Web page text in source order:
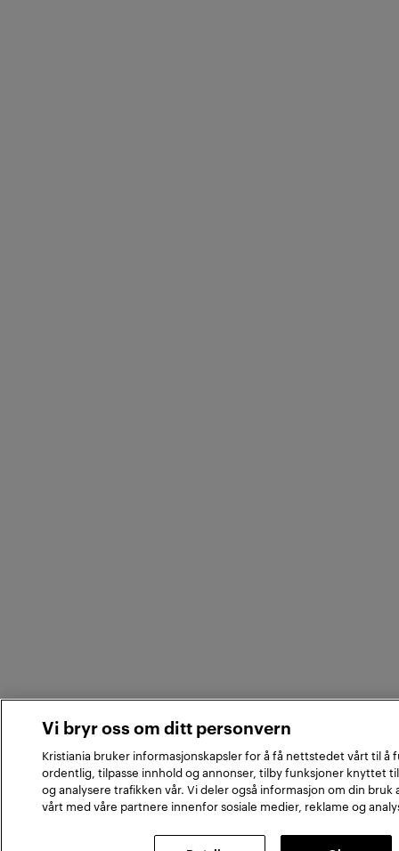
Vi bryr oss om ditt personvern
Kristiania bruker informasjonskapsler for å få nettstedet vårt til å
ordentlig, tilpasse innhold og annonser, tilby funksjoner knyttet
og analysere trafikken vår. Vi deler også informasjon om din
vårt med våre partnere innenfor sosiale medier, reklame og